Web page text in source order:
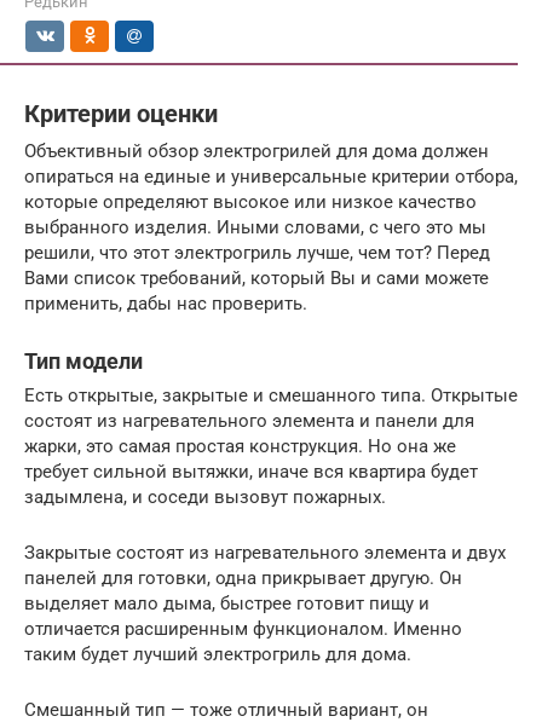
Критерии оценки
Объективный обзор электрогрилей для дома должен
опираться на единые и универсальные критерии отбора,
которые определяют высокое или низкое качество
выбранного изделия. Иными словами, с чего это мы
решили, что этот электрогриль лучше, чем тот? Перед
Вами список требований, который Вы и сами можете
применить, дабы нас проверить.
Тип модели
Есть открытые, закрытые и смешанного типа. Открытые
состоят из нагревательного элемента и панели для
жарки, это самая простая конструкция. Но она же
требует сильной вытяжки, иначе вся квартира будет
задымлена, и соседи вызовут пожарных.
Закрытые состоят из нагревательного элемента и двух
панелей для готовки, одна прикрывает другую. Он
выделяет мало дыма, быстрее готовит пищу и
отличается расширенным функционалом. Именно
таким будет лучший электрогриль для дома.
Смешанный тип — тоже отличный вариант, он